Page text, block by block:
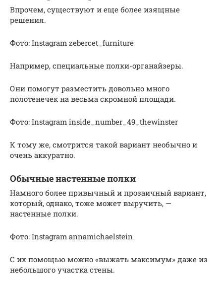
Впрочем, существуют и еще более изящные
решения.
Фото: Instagram zebercet_furniture
Например, специальные полки-органайзеры.
Они помогут разместить довольно много
полотенечек на весьма скромной площади.
Фото: Instagram inside_number_49_thewinster
К тому же, смотрится такой вариант необычно и
очень аккуратно.
Обычные настенные полки
Намного более привычный и прозаичный вариант,
который, однако, тоже может выручить, —
настенные полки.
Фото: Instagram annamichaelstein
С их помощью можно «выжать максимум» даже из
небольшого участка стены.